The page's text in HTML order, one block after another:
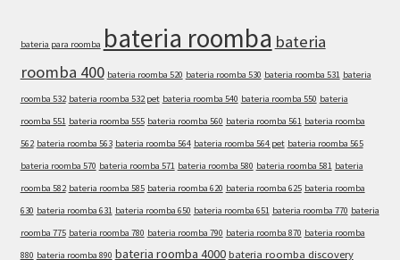
bateria para roomba bateria roomba bateria
roomba 400 bateria roomba 520 bateria roomba 530 bateria roomba 531 bateria
roomba 532 bateria roomba 532 pet bateria roomba 540 bateria roomba 550 bateria
roomba 551 bateria roomba 555 bateria roomba 560 bateria roomba 561 bateria roomba
562 bateria roomba 563 bateria roomba 564 bateria roomba 564 pet bateria roomba 565
bateria roomba 570 bateria roomba 571 bateria roomba 580 bateria roomba 581 bateria
roomba 582 bateria roomba 585 bateria roomba 620 bateria roomba 625 bateria roomba
630 bateria roomba 631 bateria roomba 650 bateria roomba 651 bateria roomba 770 bateria
roomba 775 bateria roomba 780 bateria roomba 790 bateria roomba 870 bateria roomba
880 bateria roomba 890 bateria roomba 4000 bateria roomba discovery